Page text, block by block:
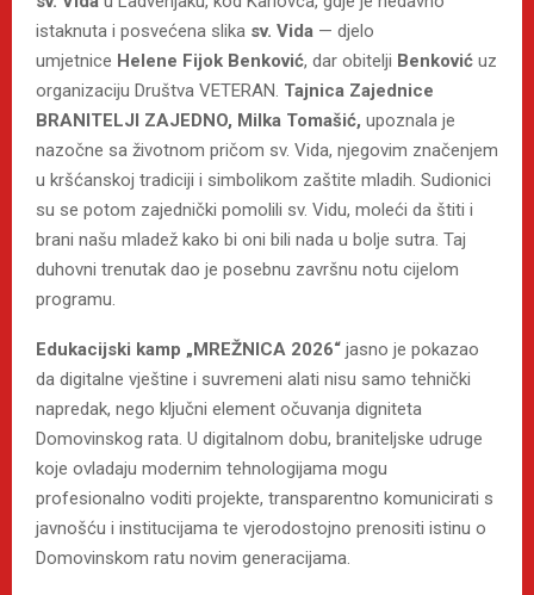
istaknuta i posvećena slika sv. Vida — djelo
umjetnice Helene Fijok Benković, dar obitelji Benković uz
organizaciju Društva VETERAN. Tajnica Zajednice
BRANITELJI ZAJEDNO, Milka Tomašić, upoznala je
nazočne sa životnom pričom sv. Vida, njegovim značenjem
u kršćanskoj tradiciji i simbolikom zaštite mladih. Sudionici
su se potom zajednički pomolili sv. Vidu, moleći da štiti i
brani našu mladež kako bi oni bili nada u bolje sutra. Taj
duhovni trenutak dao je posebnu završnu notu cijelom
programu.
Edukacijski kamp „MREŽNICA 2026“ jasno je pokazao
da digitalne vještine i suvremeni alati nisu samo tehnički
napredak, nego ključni element očuvanja digniteta
Domovinskog rata. U digitalnom dobu, braniteljske udruge
koje ovladaju modernim tehnologijama mogu
profesionalno voditi projekte, transparentno komunicirati s
javnošću i institucijama te vjerodostojno prenositi istinu o
Domovinskom ratu novim generacijama.